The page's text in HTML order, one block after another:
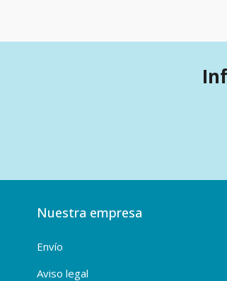
Nuestra empresa
Envío
Aviso legal